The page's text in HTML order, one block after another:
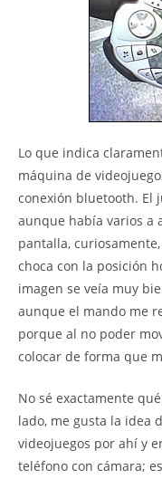
Lo que indica
máquina de
conexión bluetooth. El
aunque había varios a
pantalla,
choca con la posición
imagen se veía muy
aunque el mando me
porque al no poder
colocar de forma que
No sé exactamente
lado, me gusta la idea
videojuegos por ahí y
teléfono con cámara;